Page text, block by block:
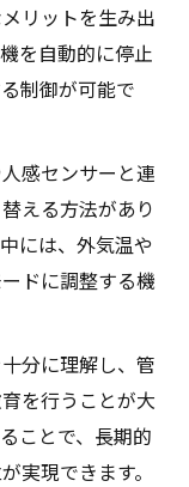
リットを生み出
を自動的に停止
制御が可能で
感センサーと連
える方法があり
には、外気温や
ドに調整する機
分に理解し、管
を行うことが大
ことで、長期的
実現できます。